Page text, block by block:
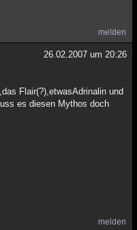
melden
26.02.2007 um 20:26
Flair(?),etwasAdrinalin und
es diesen Mythos doch
melden